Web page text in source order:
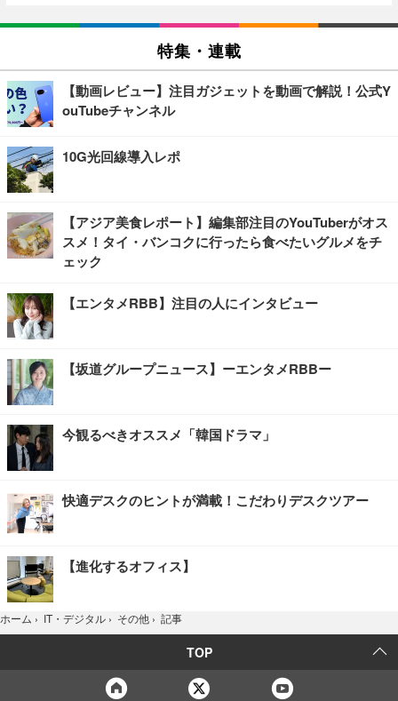
特集・連載
【動画レビュー】注目ガジェットを動画で解説！公式Y
ouTubeチャンネル
10G光回線導入レポ
【アジア美食レポート】編集部注目のYouTuberがオス
スメ！タイ・バンコクに行ったら食べたいグルメをチ
ェック
【エンタメRBB】注目の人にインタビュー
【坂道グループニュース】ーエンタメRBBー
今観るべきオススメ「韓国ドラマ」
快適デスクのヒントが満載！こだわりデスクツアー
【進化するオフィス】
ホーム › IT・デジタル › その他 › 記事
TOP